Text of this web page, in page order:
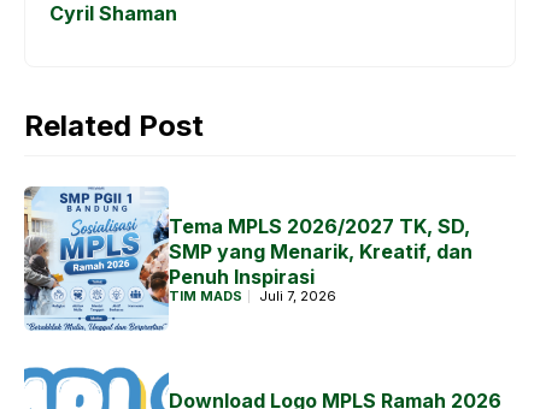
Cyril Shaman
Related Post
Tema MPLS 2026/2027 TK, SD,
SMP yang Menarik, Kreatif, dan
Penuh Inspirasi
TIM MADS Juli 7, 2026
Download Logo MPLS Ramah 2026